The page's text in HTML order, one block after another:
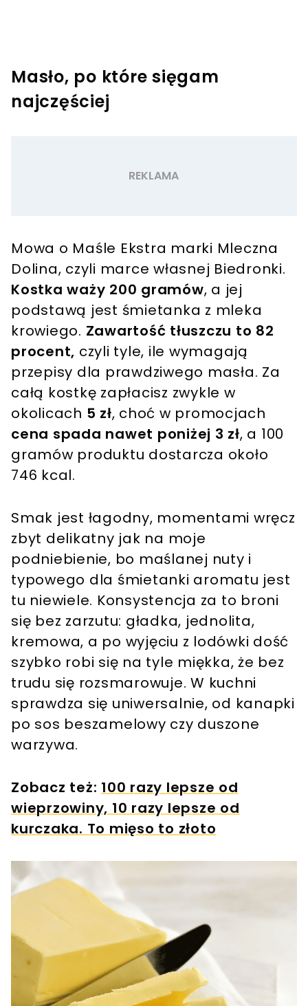
Masło, po które sięgam
najczęściej
Mowa o Maśle Ekstra marki Mleczna
Dolina, czyli marce własnej Biedronki.
Kostka waży 200 gramów, a jej
podstawą jest śmietanka z mleka
krowiego. Zawartość tłuszczu to 82
procent, czyli tyle, ile wymagają
przepisy dla prawdziwego masła. Za
całą kostkę zapłacisz zwykle w
okolicach 5 zł, choć w promocjach
cena spada nawet poniżej 3 zł, a 100
gramów produktu dostarcza około
746 kcal.
Smak jest łagodny, momentami wręcz
zbyt delikatny jak na moje
podniebienie, bo maślanej nuty i
typowego dla śmietanki aromatu jest
tu niewiele. Konsystencja za to broni
się bez zarzutu: gładka, jednolita,
kremowa, a po wyjęciu z lodówki dość
szybko robi się na tyle miękka, że bez
trudu się rozsmarowuje. W kuchni
sprawdza się uniwersalnie, od kanapki
po sos beszamelowy czy duszone
warzywa.
Zobacz też: 100 razy lepsze od
wieprzowiny, 10 razy lepsze od
kurczaka. To mięso to złoto